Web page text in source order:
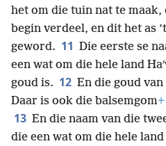
het om die tuin nat te
begin verdeel, en dit het as
geword. 11 Die eerste se
een wat om die hele land
goud is. 12 En die goud
Daar is ook die balsemgom+
13 En die naam van die
die een wat om die hele